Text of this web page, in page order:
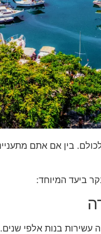
בין אם אתם
עשירות בנות אלפי